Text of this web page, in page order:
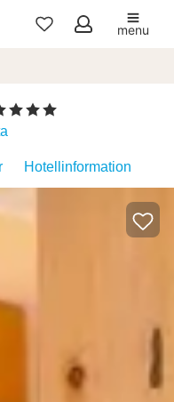
Mina
menu
Stjärnor
Hotellinformation